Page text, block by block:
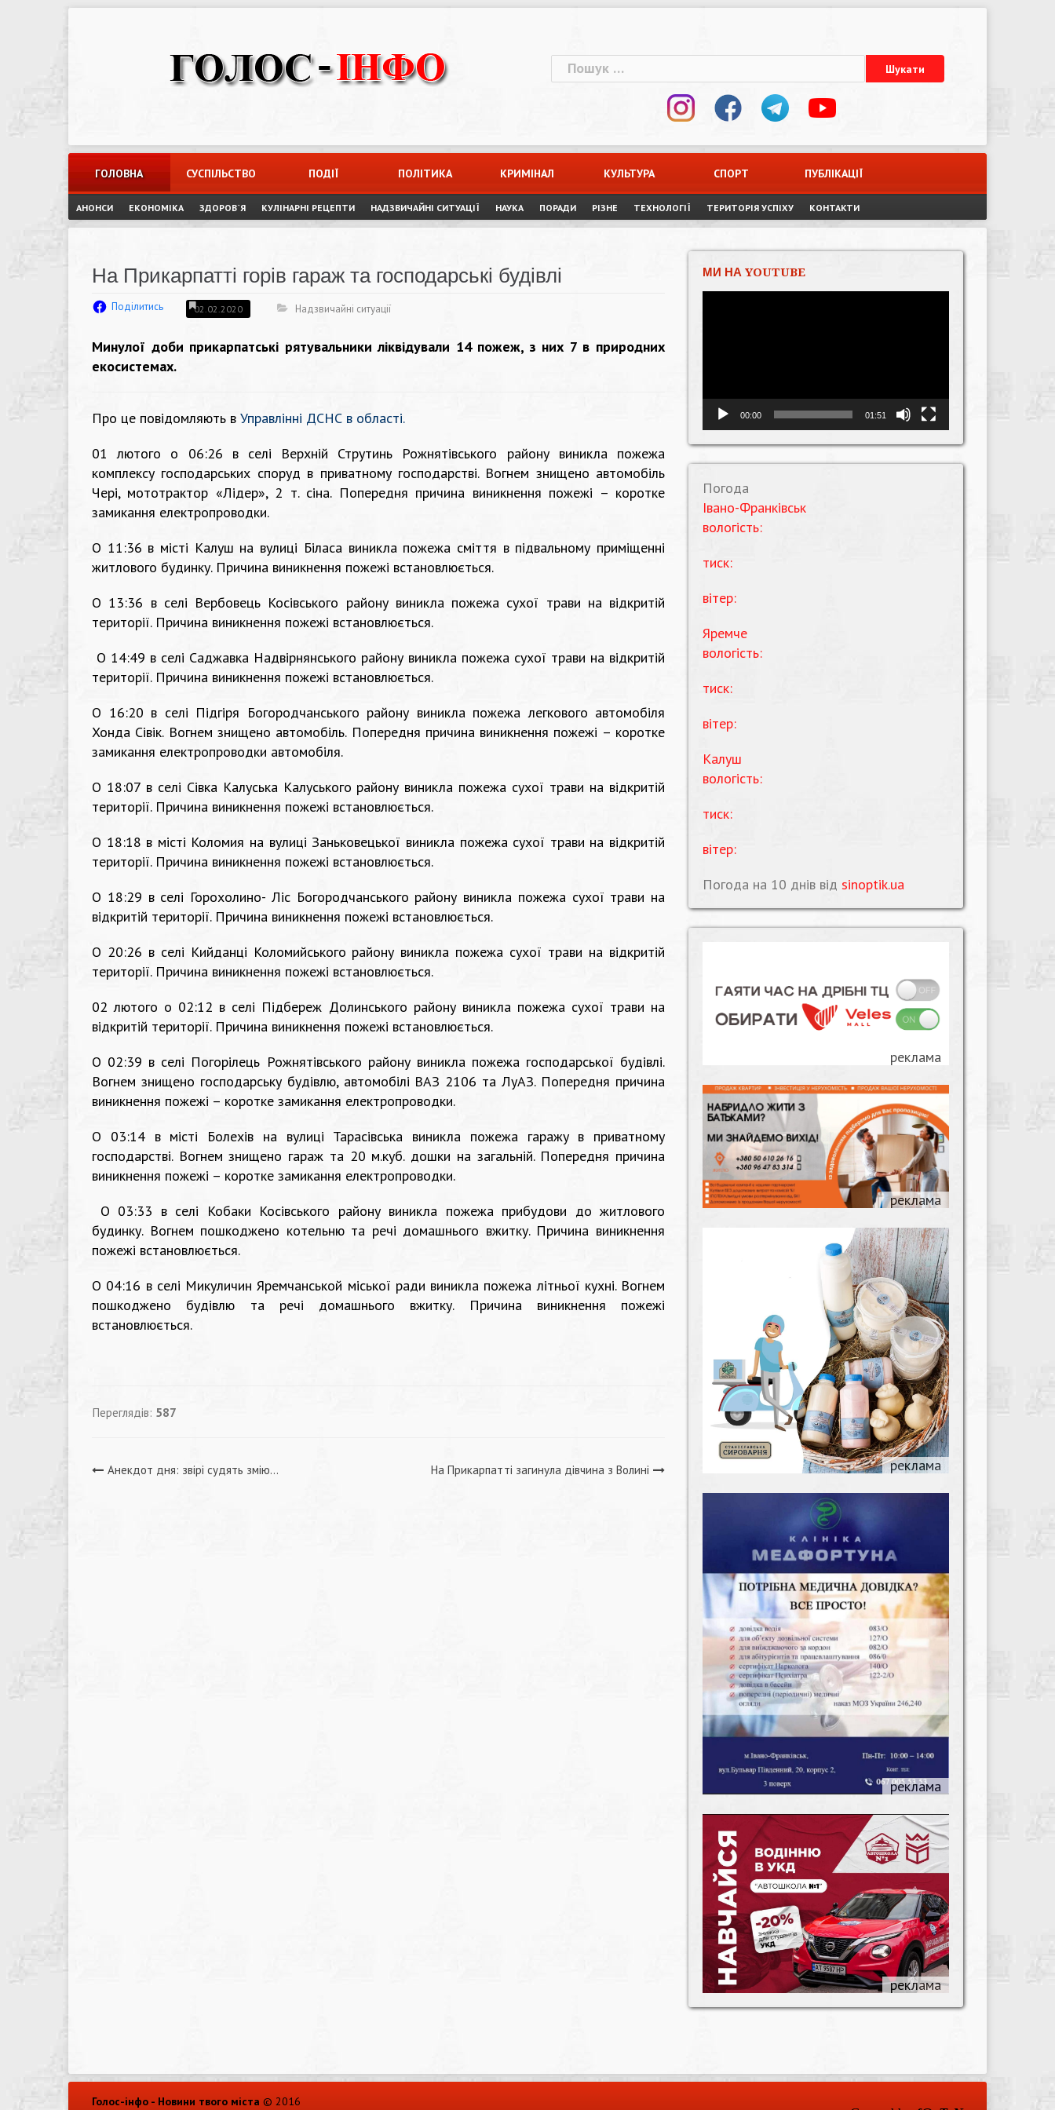
Пошук:
ГОЛОВНА СУСПІЛЬСТВО ПОДІЇ ПОЛІТИКА КРИМІНАЛ КУЛЬТУРА СПОРТ ПУБЛІКАЦІЇ
АНОНСИ ЕКОНОМІКА ЗДОРОВ`Я КУЛІНАРНІ РЕЦЕПТИ НАДЗВИЧАЙНІ СИТУАЦІЇ НАУКА ПОРАДИ РІЗНЕ ТЕХНОЛОГІЇ ТЕРИТОРІЯ УСПІХУ КОНТАКТИ
На Прикарпатті горів гараж та господарські будівлі
Поділитись 02.02.2020 Надзвичайні ситуації
Минулої доби прикарпатські рятувальники ліквідували 14 пожеж, з них 7 в природних
екосистемах.
Про це повідомляють в Управлінні ДСНС в області.
01 лютого о 06:26 в селі Верхній Струтинь Рожнятівського району виникла пожежа
комплексу господарських споруд в приватному господарстві. Вогнем знищено автомобіль
Чері, мототрактор «Лідер», 2 т. сіна. Попередня причина виникнення пожежі – коротке
замикання електропроводки.
О 11:36 в місті Калуш на вулиці Біласа виникла пожежа сміття в підвальному приміщенні
житлового будинку. Причина виникнення пожежі встановлюється.
О 13:36 в селі Вербовець Косівського району виникла пожежа сухої трави на відкритій
території. Причина виникнення пожежі встановлюється.
О 14:49 в селі Саджавка Надвірнянського району виникла пожежа сухої трави на відкритій
території. Причина виникнення пожежі встановлюється.
О 16:20 в селі Підгіря Богородчанського району виникла пожежа легкового автомобіля
Хонда Сівік. Вогнем знищено автомобіль. Попередня причина виникнення пожежі – коротке
замикання електропроводки автомобіля.
О 18:07 в селі Сівка Калуська Калуського району виникла пожежа сухої трави на відкритій
території. Причина виникнення пожежі встановлюється.
О 18:18 в місті Коломия на вулиці Заньковецької виникла пожежа сухої трави на відкритій
території. Причина виникнення пожежі встановлюється.
О 18:29 в селі Горохолино- Ліс Богородчанського району виникла пожежа сухої трави на
відкритій території. Причина виникнення пожежі встановлюється.
О 20:26 в селі Кийданці Коломийського району виникла пожежа сухої трави на відкритій
території. Причина виникнення пожежі встановлюється.
02 лютого о 02:12 в селі Підбереж Долинського району виникла пожежа сухої трави на
відкритій території. Причина виникнення пожежі встановлюється.
О 02:39 в селі Погорілець Рожнятівського району виникла пожежа господарської будівлі.
Вогнем знищено господарську будівлю, автомобілі ВАЗ 2106 та ЛуАЗ. Попередня причина
виникнення пожежі – коротке замикання електропроводки.
О 03:14 в місті Болехів на вулиці Тарасівська виникла пожежа гаражу в приватному
господарстві. Вогнем знищено гараж та 20 м.куб. дошки на загальній. Попередня причина
виникнення пожежі – коротке замикання електропроводки.
О 03:33 в селі Кобаки Косівського району виникла пожежа прибудови до житлового
будинку. Вогнем пошкоджено котельню та речі домашнього вжитку. Причина виникнення
пожежі встановлюється.
О 04:16 в селі Микуличин Яремчанськой міської ради виникла пожежа літньої кухні. Вогнем
пошкоджено будівлю та речі домашнього вжитку. Причина виникнення пожежі
встановлюється.
Переглядів: 587
Навігація
Анекдот дня: звірі судять змію… На Прикарпатті загинула дівчина з Волині
МИ НА YOUTUBE
00:00 01:51
Погода
Івано-Франківськ
вологість:
тиск:
вітер:
Яремче
вологість:
тиск:
вітер:
Калуш
вологість:
тиск:
вітер:
Погода на 10 днів від sinoptik.ua
Голос-інфо - Новини твого міста © 2016